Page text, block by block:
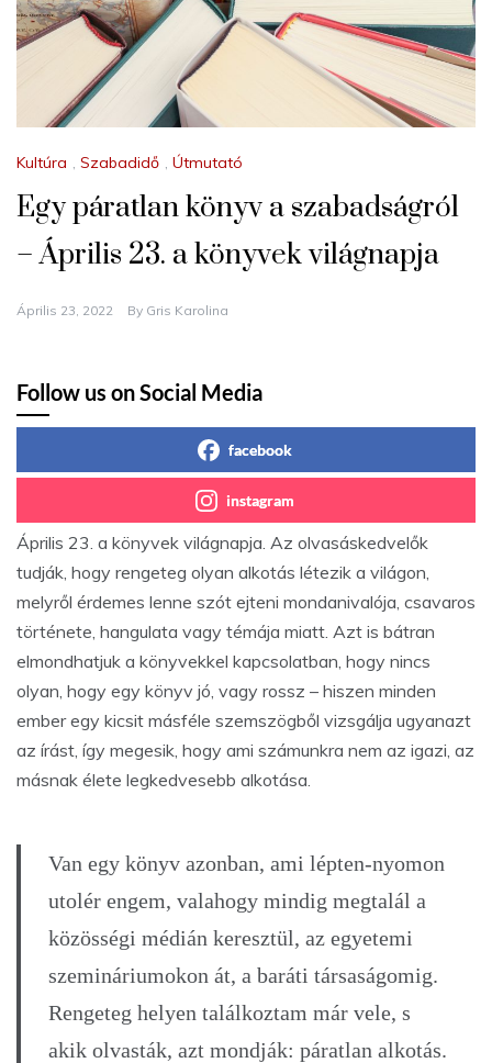
Kultúra , Szabadidő , Útmutató
Egy páratlan könyv a szabadságról
– Április 23. a könyvek világnapja
Április 23, 2022 By Gris Karolina
Follow us on Social Media
facebook
instagram
Április 23. a könyvek világnapja. Az olvasáskedvelők
tudják, hogy rengeteg olyan alkotás létezik a világon,
melyről érdemes lenne szót ejteni mondanivalója, csavaros
története, hangulata vagy témája miatt. Azt is bátran
elmondhatjuk a könyvekkel kapcsolatban, hogy nincs
olyan, hogy egy könyv jó, vagy rossz – hiszen minden
ember egy kicsit másféle szemszögből vizsgálja ugyanazt
az írást, így megesik, hogy ami számunkra nem az igazi, az
másnak élete legkedvesebb alkotása.
Van egy könyv azonban, ami lépten-nyomon
utolér engem, valahogy mindig megtalál a
közösségi médián keresztül, az egyetemi
szemináriumokon át, a baráti társaságomig.
Rengeteg helyen találkoztam már vele, s
akik olvasták, azt mondják: páratlan alkotás.